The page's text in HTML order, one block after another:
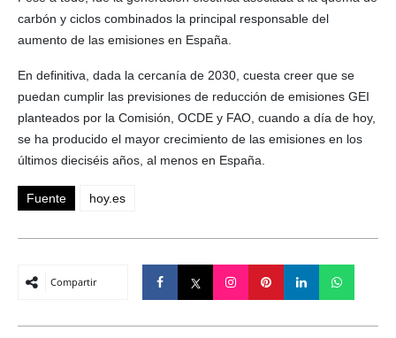
carbón y ciclos combinados la principal responsable del
aumento de las emisiones en España.
En definitiva, dada la cercanía de 2030, cuesta creer que se
puedan cumplir las previsiones de reducción de emisiones GEI
planteados por la Comisión, OCDE y FAO, cuando a día de hoy,
se ha producido el mayor crecimiento de las emisiones en los
últimos dieciséis años, al menos en España.
Fuente hoy.es
Compartir